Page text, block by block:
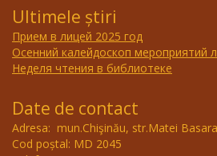
Ultimele știri
Прием в лицей 2025 год
Осенний калейдоскоп мероприятий
Неделя чтения в библиотеке
Date de contact
Adresa: mun.Chişinău, str.Matei
Cod poștal: MD 2045